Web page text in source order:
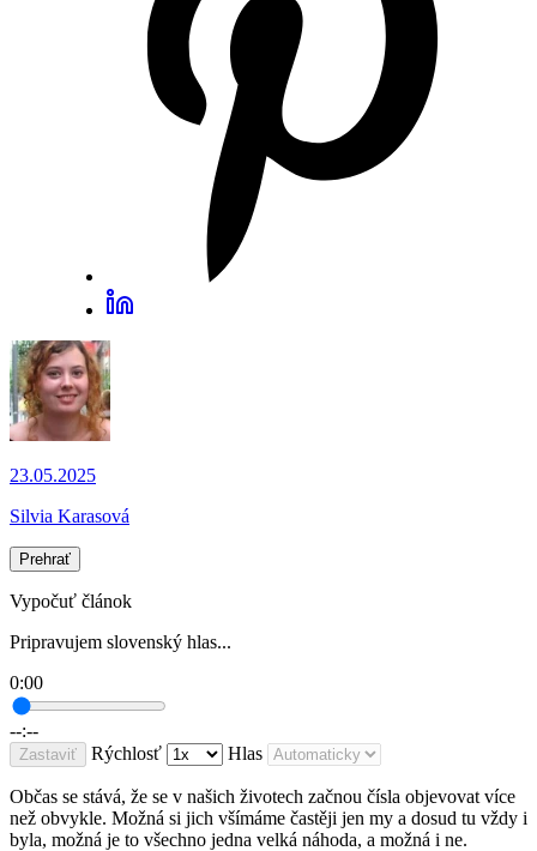
23.05.2025
Silvia Karasová
Prehrať
Vypočuť článok
Pripravujem slovenský hlas...
0:00
--:--
Zastaviť Rýchlosť Hlas
Občas se stává, že se v našich životech začnou čísla objevovat více
než obvykle. Možná si jich všímáme častěji jen my a dosud tu vždy i
byla, možná je to všechno jedna velká náhoda, a možná i ne.